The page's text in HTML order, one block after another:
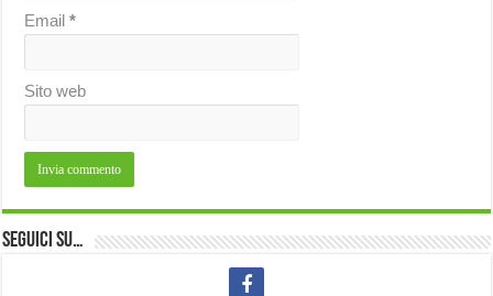
Email*
Sito web
Seguici su…